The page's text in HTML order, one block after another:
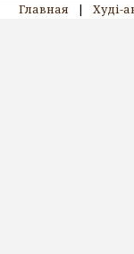
Главная | Худі-